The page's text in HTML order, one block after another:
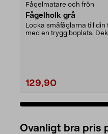
Fågelmatare och frön
Fågelholk grå
Locka småfåglarna till din
med en trygg boplats.
129,90
Ovanligt bra pris